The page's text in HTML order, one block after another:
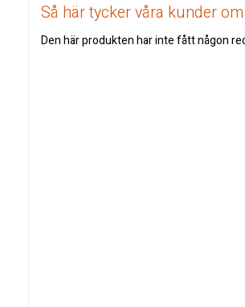
Så här tycker våra kunder
Den här produkten har inte fått någon